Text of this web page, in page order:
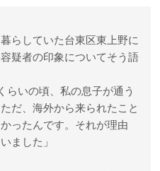
らしていた台東区東上野に
疑者の印象についてそう語
らいの頃、私の息子が通う
だ、海外から来られたこと
ったんです。それが理由
ました」